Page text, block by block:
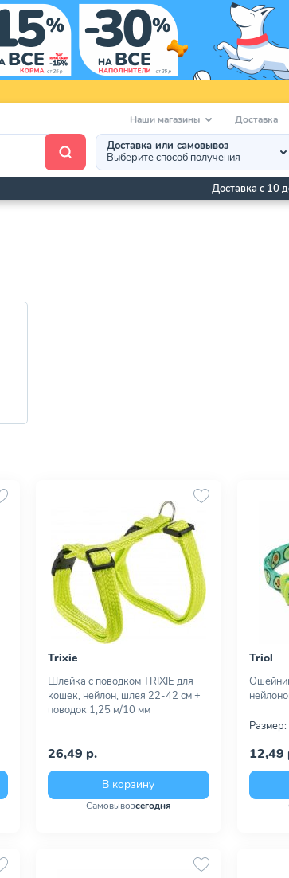
Наши магазины Доставка
Доставка или самовывоз
Выберите способ получения
Доставка с 10
Trixie
Шлейка с поводком TRIXIE для
кошек, нейлон, шлея 22-42 см +
поводок 1,25 м/10 мм
26,49 р.
В корзину
Самовывозсегодня
Triol
Размер:
12,49